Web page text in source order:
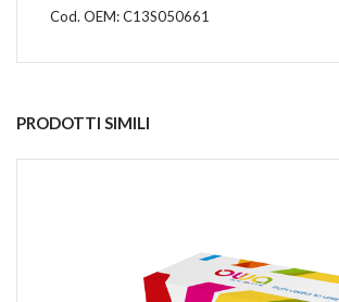
Cod. OEM: C13S050661
PRODOTTI SIMILI